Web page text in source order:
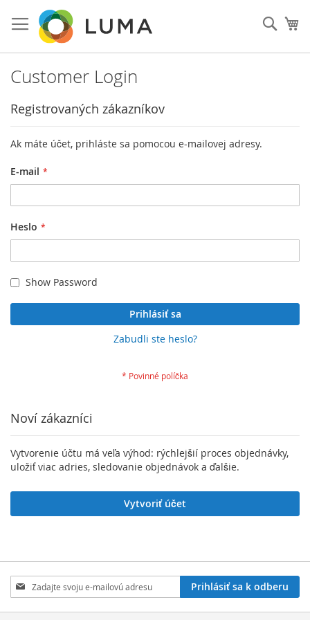
na
obsah
Customer Login
Registrovaných zákazníkov
Ak máte účet, prihláste sa pomocou e-mailovej adresy.
E-mail
Heslo
Show Password
Prihlásiť sa
Zabudli ste heslo?
Noví zákazníci
Vytvorenie účtu má veľa výhod: rýchlejšií proces objednávky,
uložiť viac adries, sledovanie objednávok a ďalšie.
Vytvoriť účet
Zaregistrujte
sa
na
Prihlásiť sa k odberu